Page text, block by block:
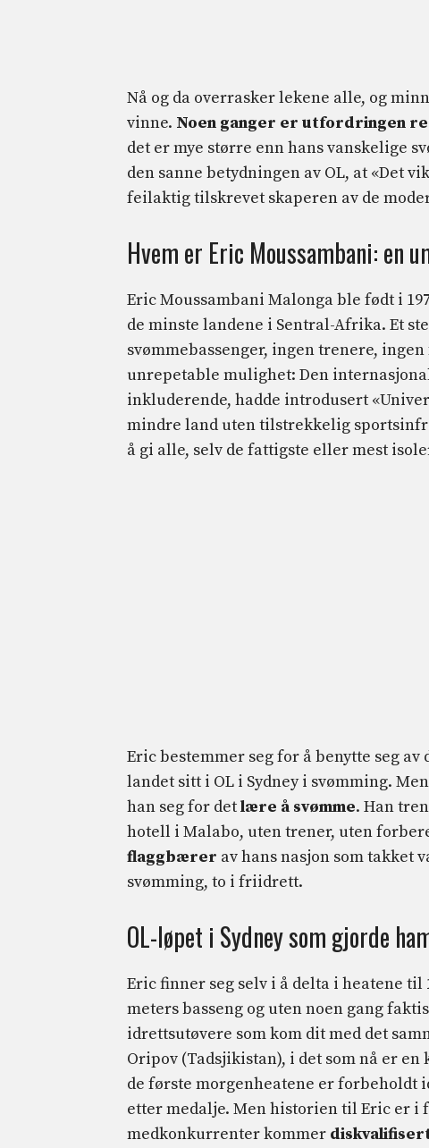
Nå og da overrasker lekene alle, og
vinne. Noen ganger er utfordringen
det er mye større enn hans vanskelige
den sanne betydningen av OL, at «Det
feilaktig tilskrevet skaperen av de
Hvem er Eric Moussambani: en
Eric Moussambani Malonga ble født i
de minste landene i Sentral-Afrika. Et
svømmebassenger, ingen trenere,
unrepetable mulighet: Den
inkluderende, hadde introdusert
mindre land uten tilstrekkelig
å gi alle, selv de fattigste eller mest
Eric bestemmer seg for å benytte seg
landet sitt i OL i Sydney i svømming.
han seg for detlære å svømme. Han
hotell i Malabo, uten trener, uten
flaggbærer av hans nasjon som takket
svømming, to i friidrett.
OL-løpet i Sydney som gjorde
Eric finner seg selv i å delta i heatene til
meters basseng og uten noen gang
idrettsutøvere som kom dit med det
Oripov (Tadsjikistan), i det som nå er
de første morgenheatene er forbeholdt
etter medalje. Men historien til Eric er i
medkonkurrenter kommer